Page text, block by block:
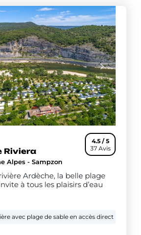
4.5 / 5
37 Avis
Riviera
Alpes - Sampzon
Ardèche, la belle plage
à tous les plaisirs d’eau
avec plage de sable en accès direct